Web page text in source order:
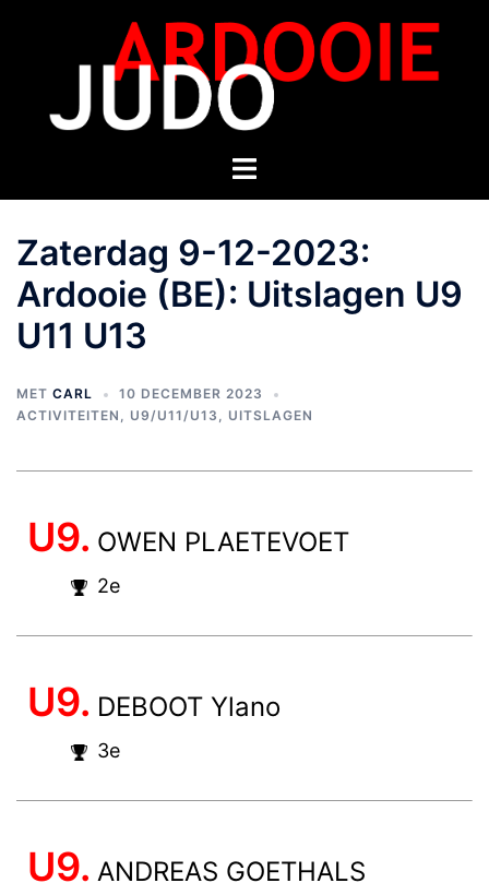
Zaterdag 9-12-2023:
Ardooie (BE): Uitslagen U9
U11 U13
MET CARL
10 DECEMBER 2023
ACTIVITEITEN , U9/U11/U13 , UITSLAGEN
U9. OWEN PLAETEVOET
2e
U9. DEBOOT Ylano
3e
U9. ANDREAS GOETHALS